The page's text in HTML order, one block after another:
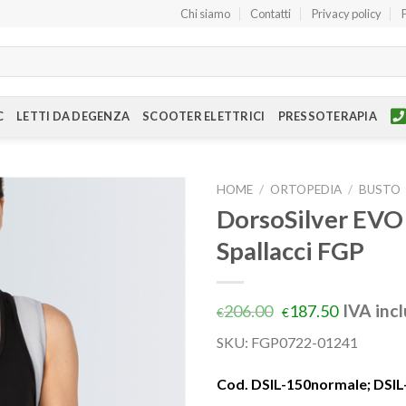
Chi siamo Contatti Privacy policy
LETTI DA DEGENZA SCOOTER ELETTRICI PRESSOTERAPIA
HOME / ORTOPEDIA / BUSTO
DorsoSilver
Spallacci FGP
€206.00 €187.50 IVA
SKU: FGP0722-01241
Cod. DSIL-150normale;